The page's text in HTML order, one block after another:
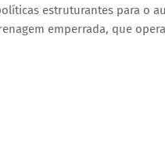
estruturantes para o
emperrada, que